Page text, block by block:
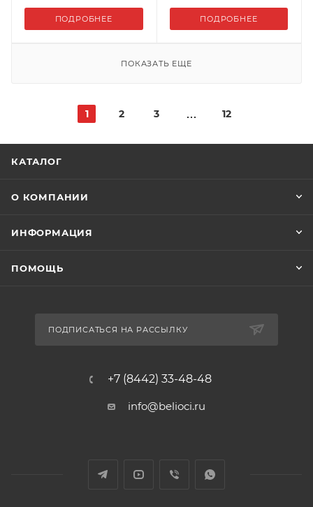
ПОДРОБНЕЕ ПОДРОБНЕЕ
ПОКАЗАТЬ ЕЩЕ
1 2 3 12
КАТАЛОГ
О КОМПАНИИ
ИНФОРМАЦИЯ
ПОМОЩЬ
ПОДПИСАТЬСЯ НА РАССЫЛКУ
+7 (8442) 33-48-48
info@belioci.ru